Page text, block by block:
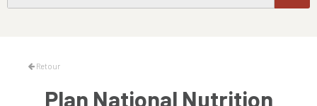
Retour
Plan National Nutrition